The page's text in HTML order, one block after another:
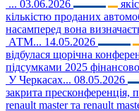
... 03.06.2026
кількістю проданих
насамперед вона
АТМ... 14.05.2026
відбулася щорічна
підсумками 2025
У Черкасах... 08.05.2026
закрита пресконференція,
renault master та renault